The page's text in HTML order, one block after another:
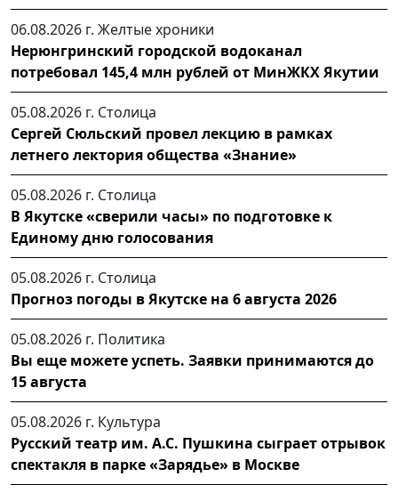
06.08.2026 г. Желтые хроники
Нерюнгринский городской водоканал
потребовал 145,4 млн рублей от МинЖКХ Якутии
05.08.2026 г. Столица
Сергей Сюльский провел лекцию в рамках
летнего лектория общества «Знание»
05.08.2026 г. Столица
В Якутске «сверили часы» по подготовке к
Единому дню голосования
05.08.2026 г. Столица
Прогноз погоды в Якутске на 6 августа 2026
05.08.2026 г. Политика
Вы еще можете успеть. Заявки принимаются до
15 августа
05.08.2026 г. Культура
Русский театр им. А.С. Пушкина сыграет отрывок
спектакля в парке «Зарядье» в Москве